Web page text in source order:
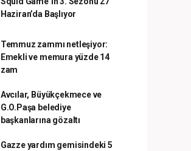
Haziran’da Başlıyor
Temmuz zammı netleşiyor:
Emekli ve memura yüzde 14
zam
Avcılar, Büyükçekmece ve
G.O.Paşa belediye
başkanlarına gözaltı
Gazze yardım gemisindeki 5